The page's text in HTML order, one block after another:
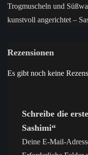
Trogmuscheln und
kunstvoll angerichtet –
Rezensionen
Es gibt noch keine
Schreibe die
Sashimi“
Deine E-Mail-